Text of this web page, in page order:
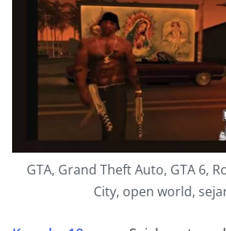
GTA, Grand Theft Auto, GTA 6,
City, open world,